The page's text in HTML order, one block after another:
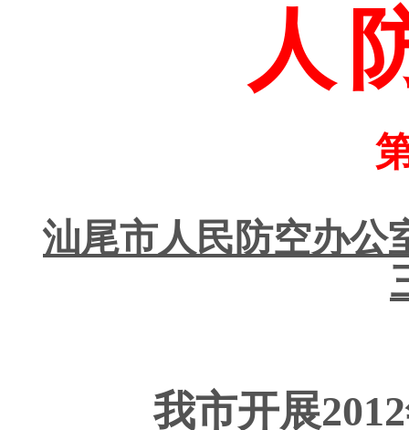
人
汕尾市人民防空办公
我市开展2012